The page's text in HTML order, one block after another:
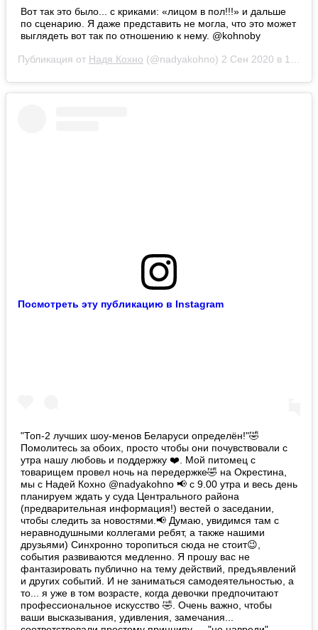
Вот так это было... с криками: «лицом в пол!!!» и дальше
по сценарию. Я даже представить не могла, что это может
выглядеть вот так по отношению к нему. @kohnoby
Публикация от Надя Кохно (@nadyakohno) 2 Сен 2020 в 10:28 PDT
Посмотреть эту публикацию в Instagram
"Топ-2 лучших шоу-менов Беларуси определён!"🤣
Помолитесь за обоих, просто чтобы они почувствовали с
утра нашу любовь и поддержку ❤️. Мой питомец с
товарищем провел ночь на передержке🤣 на Окрестина,
мы с Надей Кохно @nadyakohno 📢 с 9.00 утра и весь день
планируем ждать у суда Центрального района
(предварительная информация!) вестей о заседании,
чтобы следить за новостями.📢 Думаю, увидимся там с
неравнодушными коллегами ребят, а также нашими
друзьями) Синхронно торопиться сюда не стоит😉,
события развиваются медленно. Я прошу вас не
фантазировать публично на тему действий, предъявлений
и других событий. И не заниматься самодеятельностью, а
то... я уже в том возрасте, когда девочки предпочитают
профессиональное искусство 🤣. Очень важно, чтобы
ваши высказывания, удивления, замечания...